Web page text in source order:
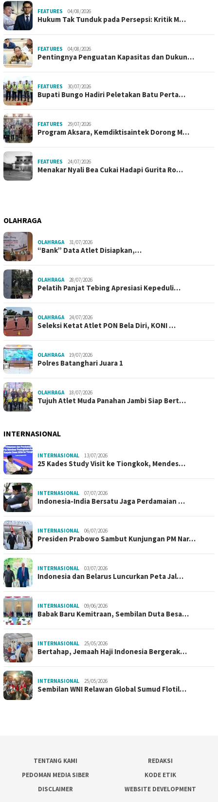
FEATURES 04/08/2026
Hukum Tak Tunduk pada Persepsi: Kritik M…
FEATURES 04/08/2026
Pentingnya Penguatan Kapasitas dan Dukun…
FEATURES 30/07/2026
Bupati Bungo Hadiri Peletakan Batu Perta…
FEATURES 29/07/2026
Program Aksara, Kemdiktisaintek Dorong M…
FEATURES 24/07/2026
Menakar Nyali Bea Cukai Hadapi Gurita Ro…
OLAHRAGA
OLAHRAGA 31/07/2026
“Bank” Data Atlet Disiapkan,…
OLAHRAGA 28/07/2026
Pelatih Panjat Tebing Apresiasi Kepeduli…
OLAHRAGA 24/07/2026
Seleksi Ketat Atlet PON Bela Diri, KONI …
OLAHRAGA 19/07/2026
Polres Batanghari Juara 1
OLAHRAGA 18/07/2026
Tujuh Atlet Muda Panahan Jambi Siap Bert…
INTERNASIONAL
INTERNASIONAL 13/07/2026
25 Kades Study Visit ke Tiongkok, Mendes…
INTERNASIONAL 07/07/2026
Indonesia-India Bersatu Jaga Perdamaian …
INTERNASIONAL 06/07/2026
Presiden Prabowo Sambut Kunjungan PM Nar…
INTERNASIONAL 03/07/2026
Indonesia dan Belarus Luncurkan Peta Jal…
INTERNASIONAL 09/06/2026
Babak Baru Kemitraan, Sembilan Duta Besa…
INTERNASIONAL 25/05/2026
Bertahap, Jemaah Haji Indonesia Bergerak…
INTERNASIONAL 25/05/2026
Sembilan WNI Relawan Global Sumud Flotil…
TENTANG KAMI
REDAKSI
PEDOMAN MEDIA SIBER
KODE ETIK
DISCLAIMER
WEBSITE DEVELOPMENT